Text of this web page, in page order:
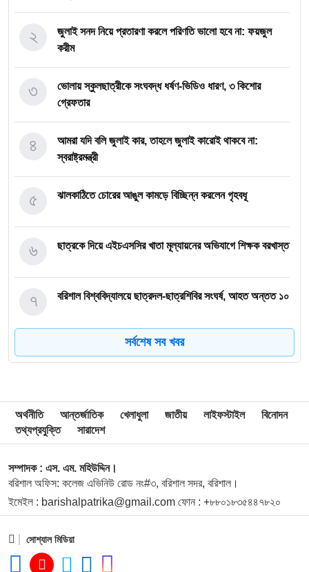
জুলাই সনদ নিয়ে প্রতারণা করলে পরিণতি ভালো হবে না: ফয়জুল
করীম
২
ভোলায় স্কুলছাত্রীকে সংঘবদ্ধ ধর্ষণ-ভিডিও ধারণ, ৩ কিশোর
গ্রেফতার
৩
আমরা যদি বলি জুলাই কার, তাহলে জুলাই কারোই থাকবে না:
স্বরাষ্ট্রমন্ত্রী
৪
ঝালকাঠিতে চোরের আঙুল কামড়ে বিচ্ছিন্ন করলেন গৃহবধূ
৫
ছাত্রকে দিয়ে এইচএসসির খাতা মূল্যায়নের অভিযাগে শিক্ষক বরখাস্ত
৬
বরিশাল বিশ্ববিদ্যালয়ে ছাত্রদল-ছাত্রশিবির সংঘর্ষ, আহত অন্তত ১০
৭
বিএম কলেজে নানা আয়োজনে পালিত হলো জুলাই গণঅভ্যুত্থান
দিবস
৮
বিএম কলেজে “শিবির” ট্যাগ দিয়ে জুলাইয়ের অনুষ্ঠান বন্ধের
অভিযোগ ছাত্রদলের বিরুদ্ধে
৯
অনুষ্ঠিত
১০
ডিগ্রি হলের ঝুঁকিপূর্ণ ভবন পরিদর্শনে বিএম কলেজ অধ্যক্ষ, দ্রুত
১১
বাকেরগঞ্জে বোমা বিস্ফোরণ, নারী-শিশুসহ দগ্ধ ৩
সর্বশেষ সব খবর
অর্থনীতি আন্তর্জাতিক খেলাধুলা জাতীয় লাইফস্টাইল
বিনোদন
তথ্যপ্রযুক্তি
সারাদেশ
সম্পাদক : এস. এম. মহিউদ্দিন।
বরিশাল অফিস: কলেজ এভিনিউ রোড নং#৩, বরিশাল সদর, বরিশাল।
ইমেইল : barishalpatrika@gmail.com ফোন : +৮৮০১৮৩৫৪৪৭৮২০
সোশ্যাল মিডিয়া